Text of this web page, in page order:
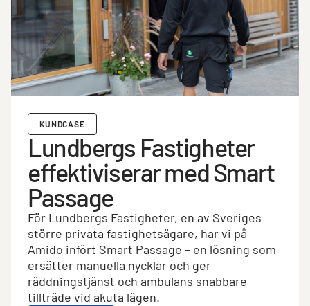
KUNDCASE
Lundbergs Fastigheter
effektiviserar med Smart
Passage
För Lundbergs Fastigheter, en av Sveriges
större privata fastighetsägare, har vi på
Amido infört Smart Passage – en lösning som
ersätter manuella nycklar och ger
räddningstjänst och ambulans snabbare
tillträde vid akuta lägen.